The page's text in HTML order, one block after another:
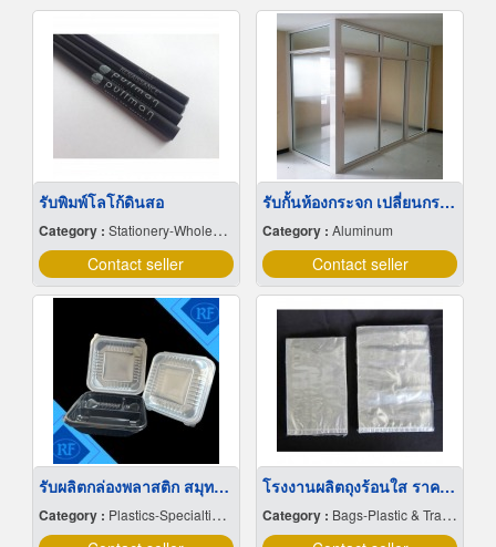
รับพิมพ์โลโก้ดินสอ
Category : Stationery-Wholesale & Manufacturers
Contact seller
รับกั้นห้องกระจก เปลี่ยนกระจกแตก กรุงเทพ
Category : Aluminum
Contact seller
รับผลิตกล่องพลาสติก สมุทรสาคร
Category : Plastics-Specialties-Wholesales & Manufacturers
โรงงานผลิตถุงร้อนใส ราคาส่ง
Category : Bags-Plastic & Transparent